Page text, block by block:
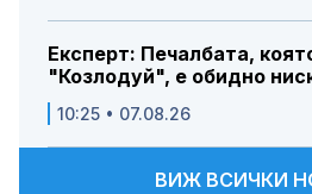
Експерт: Печалбата,
"Козлодуй", е обидно
10:25 • 07.08.26
ВИЖ ВСИЧКИ